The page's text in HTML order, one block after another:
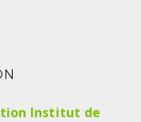
Institut de